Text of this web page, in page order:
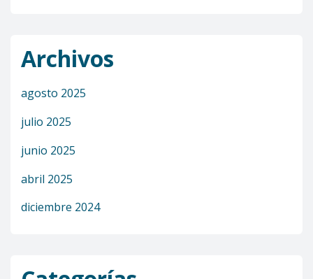
Archivos
agosto 2025
julio 2025
junio 2025
abril 2025
diciembre 2024